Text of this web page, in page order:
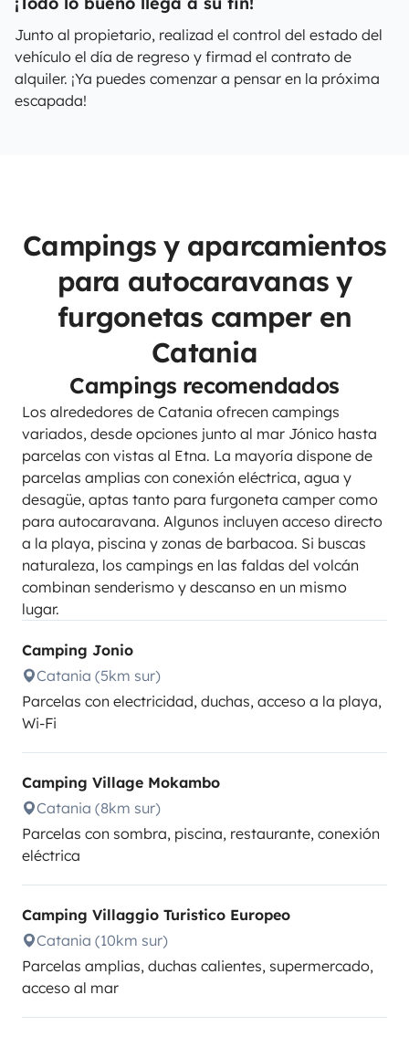
Junto al propietario, realizad el control del estado del
vehículo el día de regreso y firmad el contrato de
alquiler. ¡Ya puedes comenzar a pensar en la próxima
escapada!
Campings y aparcamientos
para autocaravanas y
furgonetas camper en
Catania
Campings recomendados
Los alrededores de Catania ofrecen campings
variados, desde opciones junto al mar Jónico hasta
parcelas con vistas al Etna. La mayoría dispone de
parcelas amplias con conexión eléctrica, agua y
desagüe, aptas tanto para furgoneta camper como
para autocaravana. Algunos incluyen acceso directo
a la playa, piscina y zonas de barbacoa. Si buscas
naturaleza, los campings en las faldas del volcán
combinan senderismo y descanso en un mismo
lugar.
Camping Jonio
Catania (5km sur)
Parcelas con electricidad, duchas, acceso a la playa,
Wi-Fi
Camping Village Mokambo
Catania (8km sur)
Parcelas con sombra, piscina, restaurante, conexión
eléctrica
Camping Villaggio Turistico Europeo
Catania (10km sur)
Parcelas amplias, duchas calientes, supermercado,
acceso al mar